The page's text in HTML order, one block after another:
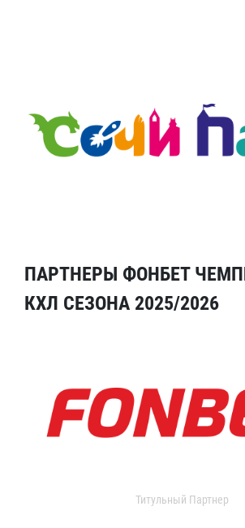
ПАРТНЕРЫ ФОНБЕТ
КХЛ СЕЗОНА 2025/2026
Титульный Партнер